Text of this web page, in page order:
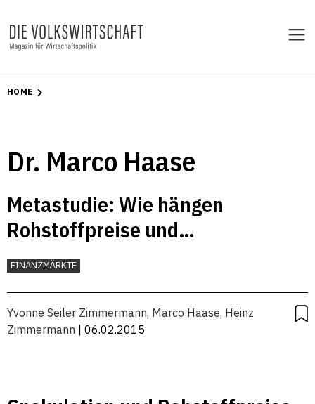
HOME
Dr. Marco Haase
Metastudie: Wie hängen
Rohstoffpreise und
Finanzspekulation zusammen?
FINANZMÄRKTE
Yvonne Seiler Zimmermann, Marco Haase, Heinz
Zimmermann | 06.02.2015